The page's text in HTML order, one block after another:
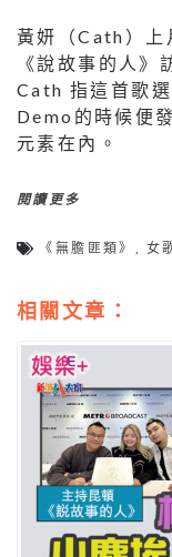
黃妍（Cath）上
《說故事的人》
Cath 指這首歌
Demo的時候便
元素在內。
閱讀更多
《無膽匪類》 女
相關文章：